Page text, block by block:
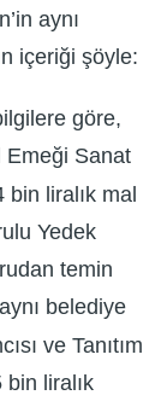
aynı
içeriği şöyle:
göre,
Emeği Sanat
bin liralık mal
Yedek
temin
belediye
ve Tanıtım
bin liralık